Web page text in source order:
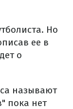
Но
ее в
о
называют
пока нет